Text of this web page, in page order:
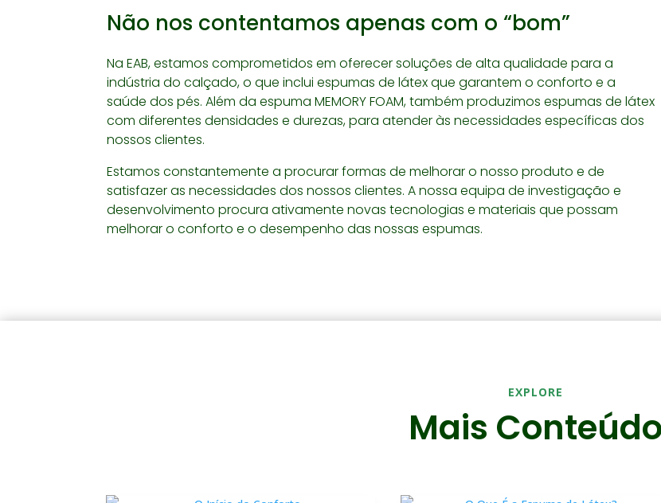
Não nos contentamos apenas com o “bom”
Na EAB, estamos comprometidos em oferecer soluções de alta qualidade para a
indústria do calçado, o que inclui espumas de látex que garantem o conforto e a
saúde dos pés. Além da espuma MEMORY FOAM, também produzimos espumas de látex
com diferentes densidades e durezas, para atender às necessidades específicas dos
nossos clientes.
Estamos constantemente a procurar formas de melhorar o nosso produto e de
satisfazer as necessidades dos nossos clientes. A nossa equipa de investigação e
desenvolvimento procura ativamente novas tecnologias e materiais que possam
melhorar o conforto e o desempenho das nossas espumas.
EXPLORE
Mais Conteúdo